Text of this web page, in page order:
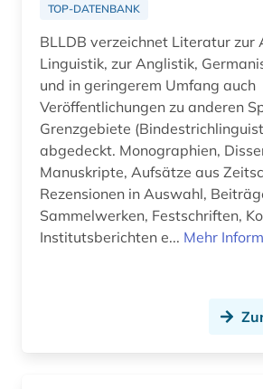
TOP-DATENBANK
BLLDB verzeichnet Literatur zur
Linguistik, zur Anglistik,
und in geringerem Umfang auch
Veröffentlichungen zu anderen
Grenzgebiete
abgedeckt. Monographien, Dissertationen,
Manuskripte, Aufsätze aus
Rezensionen in Auswahl,
Sammelwerken, Festschriften,
Institutsberichten e... Mehr